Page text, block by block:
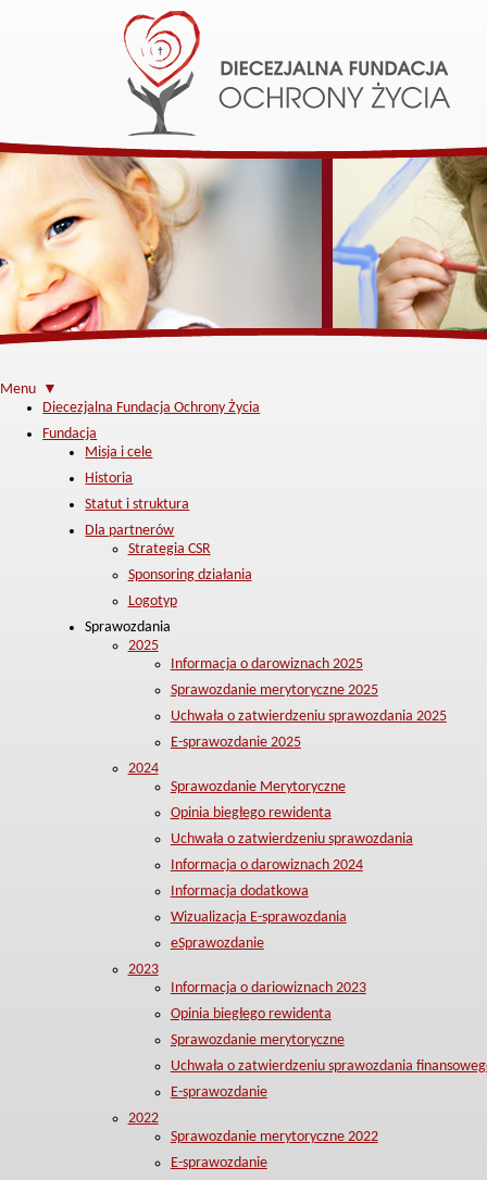
Menu ▼
Diecezjalna Fundacja Ochrony Życia
Fundacja
Misja i cele
Historia
Statut i struktura
Dla partnerów
Strategia CSR
Sponsoring działania
Logotyp
Sprawozdania
2025
Informacja o darowiznach 2025
Sprawozdanie merytoryczne 2025
Uchwała o zatwierdzeniu sprawozdania 2025
E-sprawozdanie 2025
2024
Sprawozdanie Merytoryczne
Opinia biegłego rewidenta
Uchwała o zatwierdzeniu sprawozdania
Informacja o darowiznach 2024
Informacja dodatkowa
Wizualizacja E-sprawozdania
eSprawozdanie
2023
Informacja o dariowiznach 2023
Opinia biegłego rewidenta
Sprawozdanie merytoryczne
Uchwała o zatwierdzeniu sprawozdania
E-sprawozdanie
2022
Sprawozdanie merytoryczne 2022
E-sprawozdanie